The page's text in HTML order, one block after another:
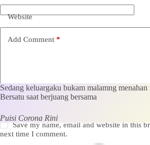
Website
Add Comment *
Save my name, email and website in this
next time I comment.
Sedang keluargaku bukam malamng menahan
Bersatu saat berjuang bersama
Puisi Corona Rini